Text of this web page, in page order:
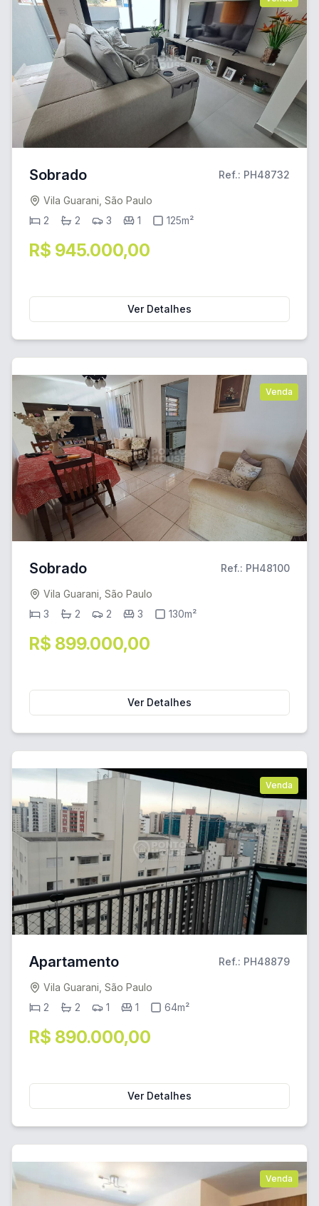
Sobrado Ref.: PH48732
Vila Guarani, São Paulo
2
2 3 1 125m²
R$ 945.000,00
Ver Detalhes
Venda
Sobrado Ref.: PH48100
Vila Guarani, São Paulo
3
2 2 3 130m²
R$ 899.000,00
Ver Detalhes
Venda
Apartamento Ref.: PH48879
Vila Guarani, São Paulo
2
2 1 1 64m²
R$ 890.000,00
Ver Detalhes
Venda